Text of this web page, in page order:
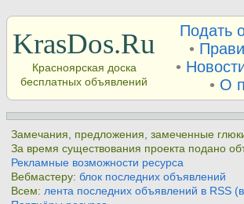
KrasDos.Ru
Красноярская доска
бесплатных объявлений
Подать
•
•
• О
Замечания, предложения, замеченные
За время существования проекта подано
Рекламные возможности ресурса
Вебмастеру:блок последних объявлений
Всем:лента последних объявлений в RSS